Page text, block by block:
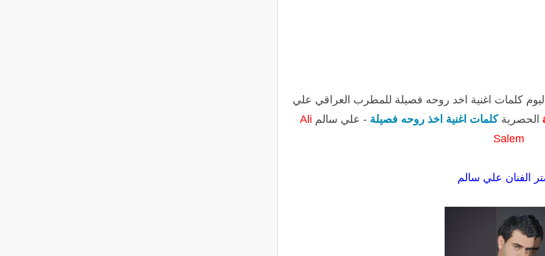
اليوم كلمات اغنية اخد روحه فصيلة للمطرب العراقي علي
الحصريةكلمات اغنية اخذ روحه فصيلة - علي سالم Ali
Salem
الفنان علي سالم